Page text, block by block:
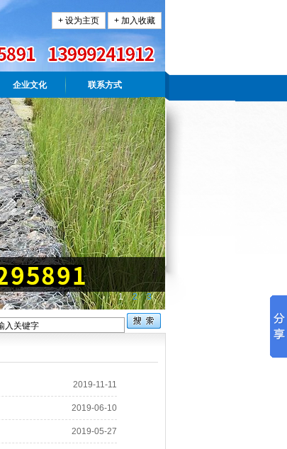
+ 设为主页 + 加入收藏
企业文化 联系方式
1 2 3
2019-11-11
2019-06-10
2019-05-27